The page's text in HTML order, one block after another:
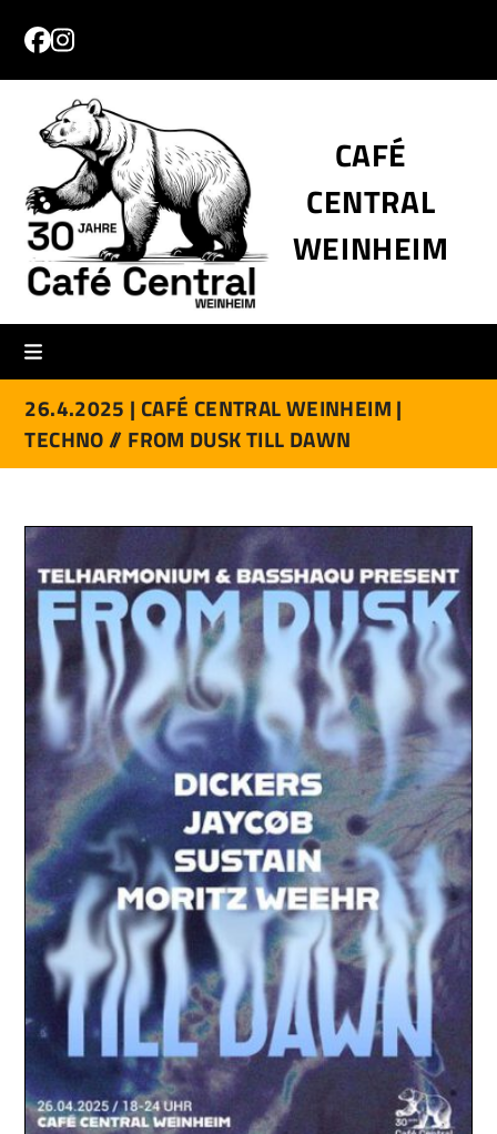
content
Facebook
Instagram
CAFÉ
CENTRAL
WEINHEIM
26.4.2025 | CAFÉ CENTRAL WEINHEIM |
TECHNO // FROM DUSK TILL DAWN